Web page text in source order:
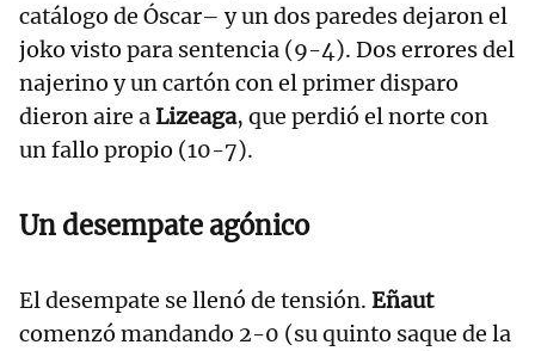
catálogo de Óscar– y un dos paredes dejaron el
joko visto para sentencia (9-4). Dos errores del
najerino y un cartón con el primer disparo
dieron aire a Lizeaga, que perdió el norte con
un fallo propio (10-7).
Un desempate agónico
El desempate se llenó de tensión. Eñaut
comenzó mandando 2-0 (su quinto saque de la